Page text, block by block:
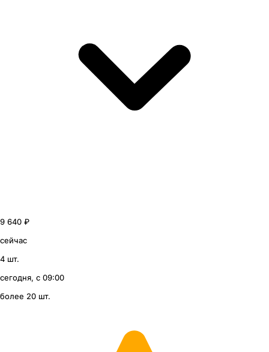
9 640 ₽
сейчас
4 шт.
сегодня, с 09:00
более 20 шт.